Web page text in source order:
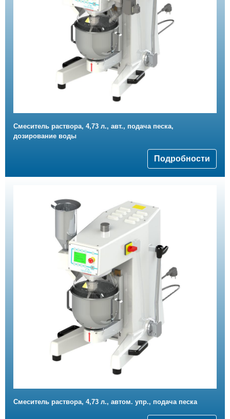
Смеситель раствора, 4,73 л., авт., подача песка,
дозирование воды
Подробности
Смеситель раствора, 4,73 л., автом. упр., подача песка